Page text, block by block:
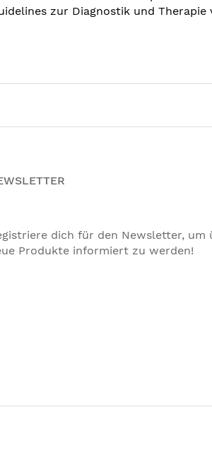
zur Diagnostik und Therapie
dich für den Newsletter, um
Produkte informiert zu werden!